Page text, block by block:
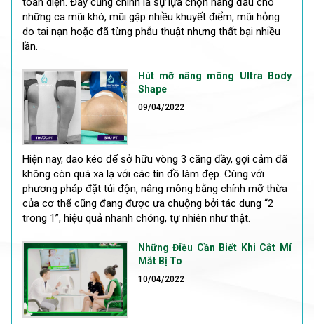
những ca mũi khó, mũi gặp nhiều khuyết điểm, mũi hỏng
do tai nạn hoặc đã từng phẫu thuật nhưng thất bại nhiều
lần.
Hút mỡ nâng mông Ultra Body
Shape
09/04/2022
Hiện nay, dao kéo để sở hữu vòng 3 căng đầy, gợi cảm đã
không còn quá xa lạ với các tín đồ làm đẹp. Cùng với
phương pháp đặt túi độn, nâng mông bằng chính mỡ thừa
của cơ thể cũng đang được ưa chuộng bởi tác dụng “2
trong 1”, hiệu quả nhanh chóng, tự nhiên như thật.
Những Điều Cần Biết Khi Cắt Mí
Mắt Bị To
10/04/2022